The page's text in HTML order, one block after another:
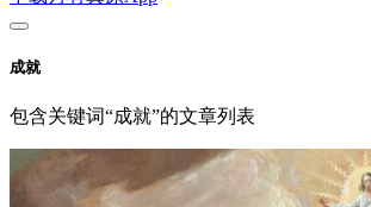
成就
包含关键词“成就”的文章列表